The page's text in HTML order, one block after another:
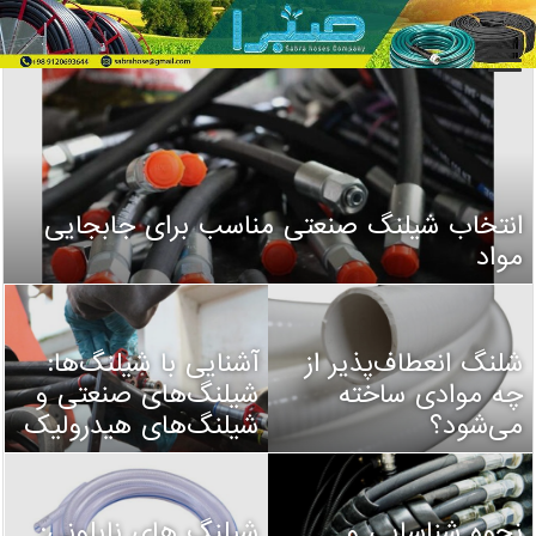
انتخاب شیلنگ صنعتی مناسب برای جابجایی
مواد
شلنگ انعطاف‌پذیر از
چه موادی ساخته
می‌شود؟
آشنایی با شیلنگ‌ها:
شیلنگ‌های صنعتی و
شیلنگ‌های هیدرولیک